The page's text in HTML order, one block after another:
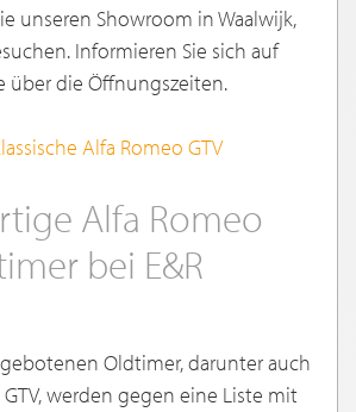
unseren Showroom in Waalwijk,
Informieren Sie sich auf
über die Öffnungszeiten.
Alfa Romeo GTV
Alfa Romeo
bei E&R
Oldtimer, darunter auch
werden gegen eine Liste mit